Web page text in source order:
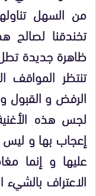
من السهل
تخندقنا لصالح
ظاهرة جديدة
تنتظر المواقف
الرفض و القبول
لجس هذه
إعجاب بها و
عليها و إنما
الاعتراف